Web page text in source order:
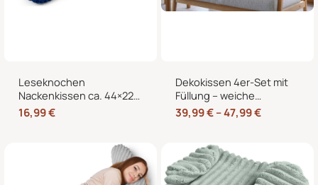
Leseknochen
Nackenkissen ca. 44×22
cm – Knochenkissen
Lesekissen zum Lesen
16,99€
Dekokissen 4er-Set mit
Füllung – weiche
Zierkissen für Sofa und
Couch, 40×40, 45×45
39,99€–47,99€